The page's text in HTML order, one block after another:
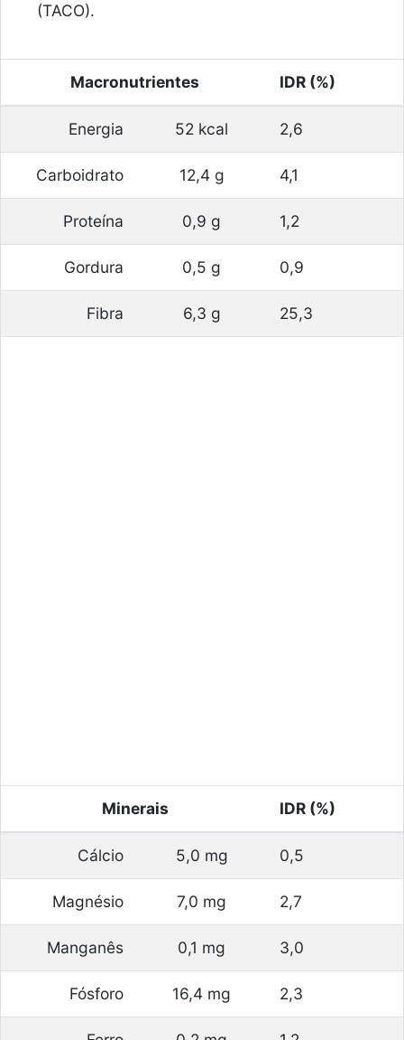
(TACO).
Macronutrientes IDR (%)
Energia 52 kcal 2,6
Carboidrato 12,4 g 4,1
Proteína 0,9 g 1,2
Gordura 0,5 g 0,9
Fibra 6,3 g 25,3
Minerais IDR (%)
Cálcio 5,0 mg 0,5
Magnésio 7,0 mg 2,7
Manganês 0,1 mg 3,0
Fósforo 16,4 mg 2,3